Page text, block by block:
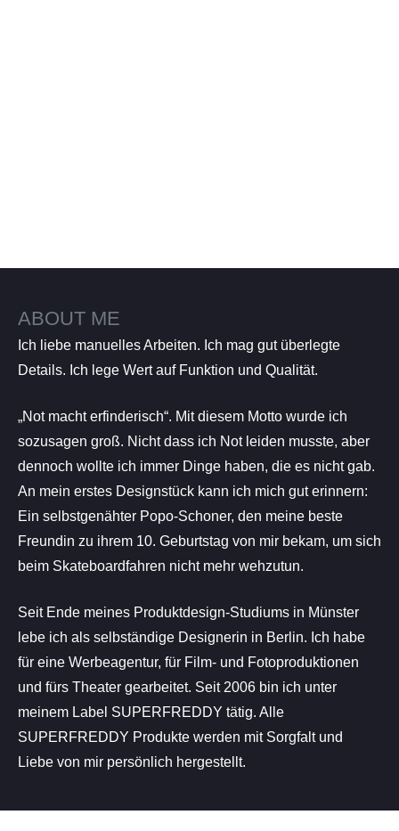
ABOUT ME
Ich liebe manuelles Arbeiten. Ich mag gut überlegte
Details. Ich lege Wert auf Funktion und Qualität.
„Not macht erfinderisch“. Mit diesem Motto wurde ich
sozusagen groß. Nicht dass ich Not leiden musste, aber
dennoch wollte ich immer Dinge haben, die es nicht gab.
An mein erstes Designstück kann ich mich gut erinnern:
Ein selbstgenähter Popo-Schoner, den meine beste
Freundin zu ihrem 10. Geburtstag von mir bekam, um sich
beim Skateboardfahren nicht mehr wehzutun.
Seit Ende meines Produktdesign-Studiums in Münster
lebe ich als selbständige Designerin in Berlin. Ich habe
für eine Werbeagentur, für Film- und Fotoproduktionen
und fürs Theater gearbeitet. Seit 2006 bin ich unter
meinem Label SUPERFREDDY tätig. Alle
SUPERFREDDY Produkte werden mit Sorgfalt und
Liebe von mir persönlich hergestellt.